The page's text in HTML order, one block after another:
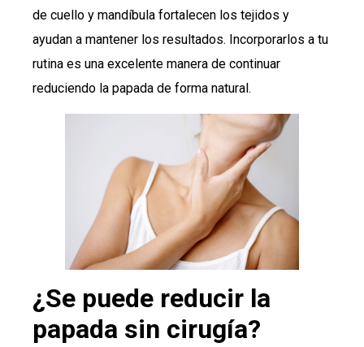
de cuello y mandíbula fortalecen los tejidos y
ayudan a mantener los resultados. Incorporarlos a tu
rutina es una excelente manera de continuar
reduciendo la papada de forma natural.
¿Se puede reducir la
papada sin cirugía?